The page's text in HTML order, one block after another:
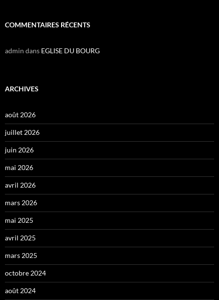
COMMENTAIRES RÉCENTS
admin dans EGLISE DU BOURG
ARCHIVES
août 2026
juillet 2026
juin 2026
mai 2026
avril 2026
mars 2026
mai 2025
avril 2025
mars 2025
octobre 2024
août 2024